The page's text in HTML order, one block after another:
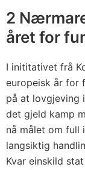
2
året for
I inititativet frå
europeisk år for
på at lovgjeving
det gjeld kamp
nå målet om full
langsiktig
Kvar einskild